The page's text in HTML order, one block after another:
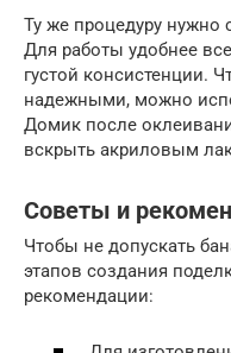
Ту же процедуру нужно
Для работы удобнее
густой консистенции.
надежными, можно
Домик после
вскрыть акриловым
Советы и
Чтобы не допускать
этапов создания
рекомендации: